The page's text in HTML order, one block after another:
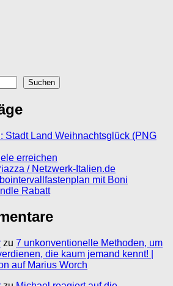
Suchen
Stadt Land Weihnachtsglück (PNG
erreichen
/ Netzwerk-Italien.de
mit Boni
Rabatt
zu 7 unkonventionelle Methoden, um
die kaum jemand kennt! |
auf Marius Worch